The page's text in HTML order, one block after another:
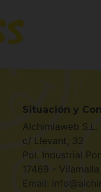
Situación y
Alchimiaweb
c/ Llevant, 32
Pol. Industrial
17469 -
Email: